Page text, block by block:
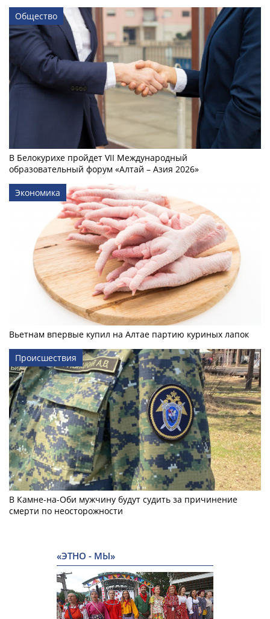
Общество
В Белокурихе пройдет VII Международный
образовательный форум «Алтай – Азия 2026»
Экономика
Вьетнам впервые купил на Алтае партию куриных лапок
Происшествия
В Камне-на-Оби мужчину будут судить за причинение
смерти по неосторожности
«ЭТНО - МЫ»